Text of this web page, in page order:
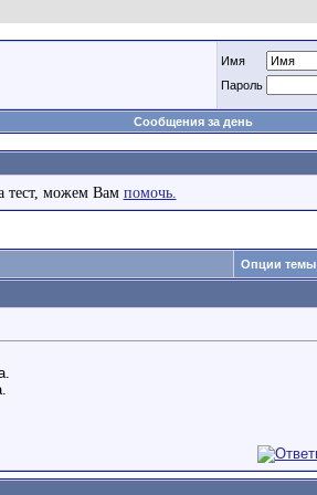
Имя
Пароль
Сообщения за день
тест, можем Вам помочь.
Опции темы